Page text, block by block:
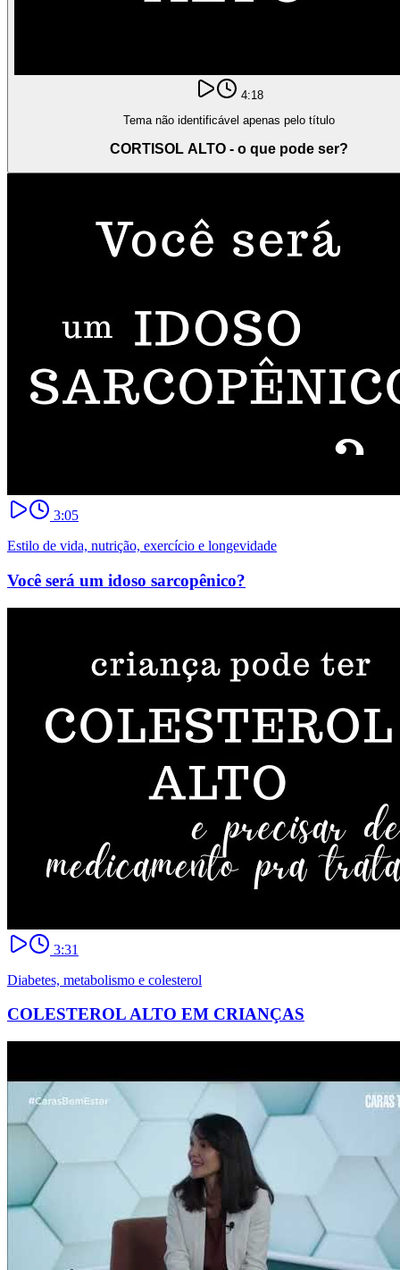
4:18
Tema não identificável apenas pelo título
CORTISOL ALTO - o que pode ser?
3:05
Estilo de vida, nutrição, exercício e longevidade
Você será um idoso sarcopênico?
3:31
Diabetes, metabolismo e colesterol
COLESTEROL ALTO EM CRIANÇAS